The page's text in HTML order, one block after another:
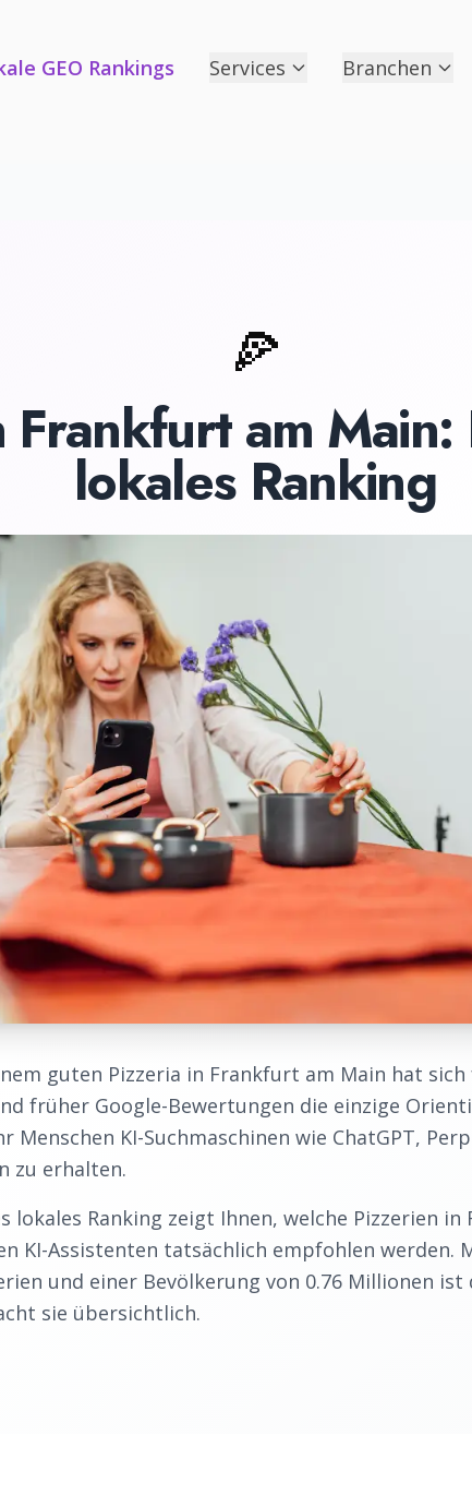
GEO Rankings Services Branchen
🍕
Frankfurt am Main:
lokales Ranking
guten Pizzeria in Frankfurt am Main hat
früher Google-Bewertungen die einzige
Menschen KI-Suchmaschinen wie ChatGPT,
zu erhalten.
lokales Ranking zeigt Ihnen, welche Pizzerien in
KI-Assistenten tatsächlich empfohlen werden.
und einer Bevölkerung von 0.76 Millionen ist
sie übersichtlich.